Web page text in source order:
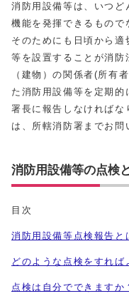
消防用設備等は、いつど
機能を発揮できるもので
そのためにも日頃から
等を設置することが消防
（建物）の関係者(所有
た消防用設備等を定期
署長に報告しなければな
は、所轄消防署までお問
消防用設備等の点検
目次
消防用設備等点検報告と
どのような点検をすれば
点検は自分でできますか